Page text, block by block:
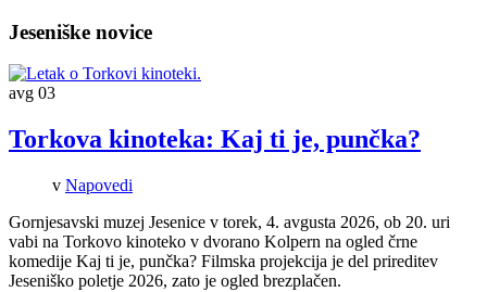
Jeseniške novice
avg 03
Torkova kinoteka: Kaj ti je, punčka?
v Napovedi
Gornjesavski muzej Jesenice v torek, 4. avgusta 2026, ob 20. uri
vabi na Torkovo kinoteko v dvorano Kolpern na ogled črne
komedije Kaj ti je, punčka? Filmska projekcija je del prireditev
Jeseniško poletje 2026, zato je ogled brezplačen.